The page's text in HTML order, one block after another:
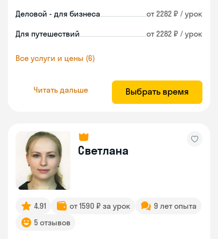
Деловой - для бизнеса от 2282 ₽ / урок
Для путешествий от 2282 ₽ / урок
Все услуги и цены (6)
Читать дальше Выбрать время
Светлана
4.91 от 1590 ₽ за урок
9 лет опыта
5 отзывов